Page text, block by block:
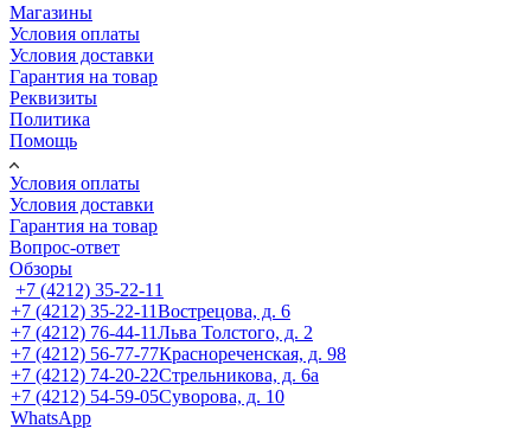
Магазины
Условия оплаты
Условия доставки
Гарантия на товар
Реквизиты
Политика
Помощь
Условия оплаты
Условия доставки
Гарантия на товар
Вопрос-ответ
Обзоры
+7 (4212) 35-22-11
+7 (4212) 35-22-11Вострецова, д. 6
+7 (4212) 76-44-11Льва Толстого, д. 2
+7 (4212) 56-77-77Краснореченская, д. 98
+7 (4212) 74-20-22Стрельникова, д. 6а
+7 (4212) 54-59-05Суворова, д. 10
WhatsApp